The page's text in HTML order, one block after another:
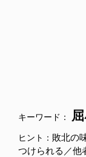
キーワード：
ヒント： 敗北の
つけられる／他